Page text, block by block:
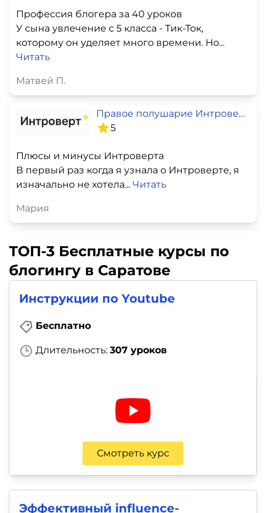
Профессия блогера за 40 уроков
У сына увлечение с 5 класса - Тик-Ток,
которому он уделяет много времени. Но...
Читать
Матвей П.
Правое полушарие Интроверта
5
Плюсы и минусы Интроверта
В первый раз когда я узнала о Интроверте, я
изначально не хотела... Читать
Мария
ТОП-3 Бесплатные курсы по
блогингу в Саратове
Инструкции по Youtube
Бесплатно
Длительность: 307 уроков
Смотреть курс
Эффективный influence-